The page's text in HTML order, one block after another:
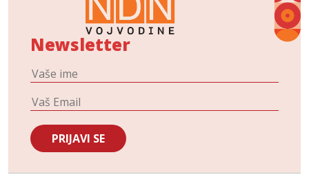
Newsletter